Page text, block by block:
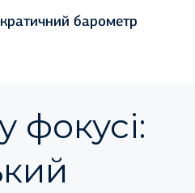
барометр
фокусі: